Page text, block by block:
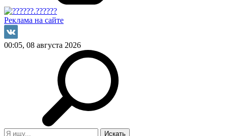
Реклама на сайте
00:05, 08 августа 2026